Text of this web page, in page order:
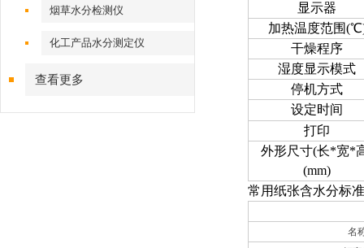
烟草水分检测仪
化工产品水分测定仪
查看更多
显示器
加热温度范围(℃
干燥程序
湿度显示模式
停机方式
设定时间
打印
外形尺寸(长*宽*
(mm)
常用纸张含水分标
名